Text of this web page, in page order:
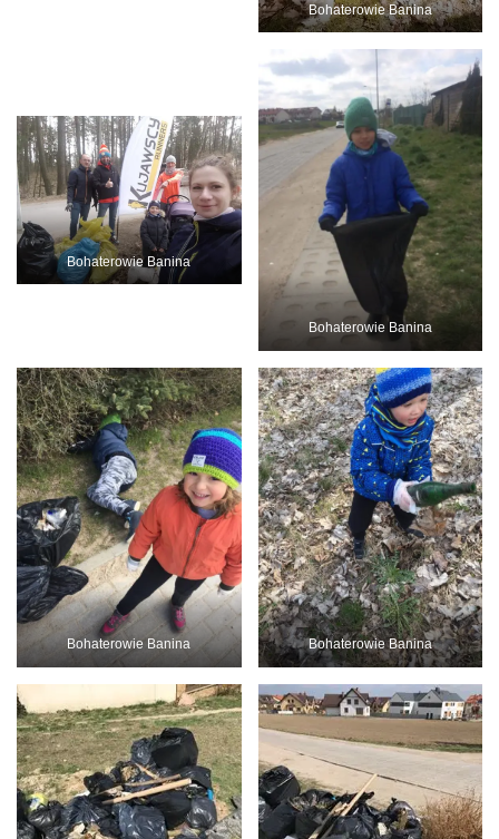
Bohaterowie Banina
Bohaterowie Banina
Bohaterowie Banina
Bohaterowie Banina Bohaterowie Banina